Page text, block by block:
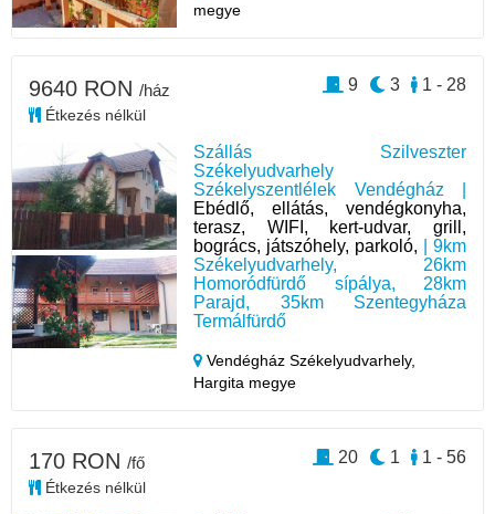
megye
Szállás Szilveszter
Székelyudvarhely
Székelyszentlélek Vendégház |
Ebédlő, ellátás, vendégkonyha,
terasz, WIFI, kert-udvar, grill,
bogrács, játszóhely, parkoló, | 9km
Székelyudvarhely, 26km
Homoródfürdő sípálya, 28km
Parajd, 35km Szentegyháza
Termálfürdő
Vendégház Székelyudvarhely,
Hargita megye
9640 RON /ház
Étkezés nélkül
1 - 28
3
9
170 RON /fő
Étkezés nélkül
1 - 56
1
20